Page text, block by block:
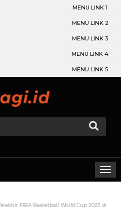
MENU LINK 1
MENU LINK 2
MENU LINK 3
MENU LINK 4
MENU LINK 5
FIBA Basketball World Cup 2023 di